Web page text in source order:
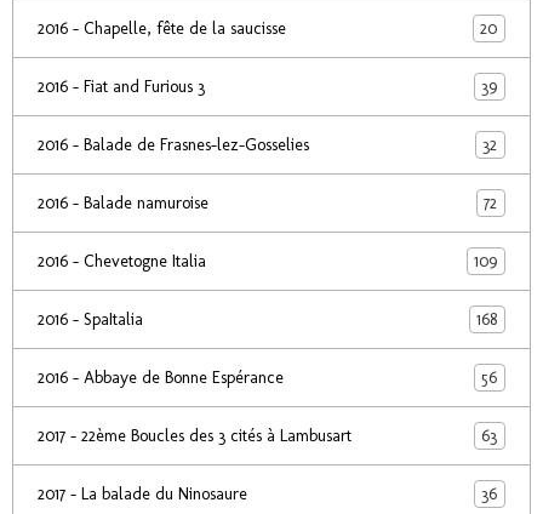
2016 - Chapelle, fête de la saucisse 20
2016 - Fiat and Furious 3 39
2016 - Balade de Frasnes-lez-Gosselies 32
2016 - Balade namuroise 72
2016 - Chevetogne Italia 109
2016 - SpaItalia 168
2016 - Abbaye de Bonne Espérance 56
2017 - 22ème Boucles des 3 cités à Lambusart 63
2017 - La balade du Ninosaure 36